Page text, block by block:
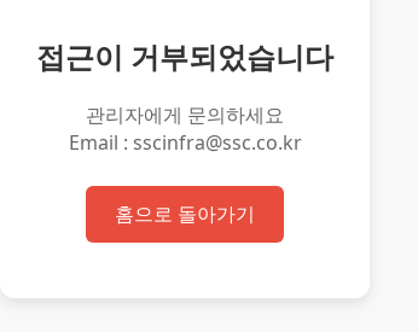
접근이 거부되었습니다
관리자에게 문의하세요
Email : sscinfra@ssc.co.kr
홈으로 돌아가기